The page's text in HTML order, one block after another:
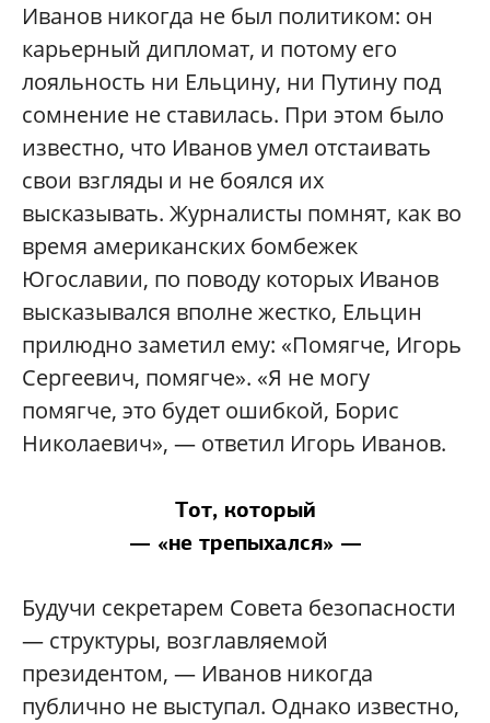
Иванов никогда не был политиком: он
карьерный дипломат, и потому его
лояльность ни Ельцину, ни Путину под
сомнение не ставилась. При этом было
известно, что Иванов умел отстаивать
свои взгляды и не боялся их
высказывать. Журналисты помнят, как во
время американских бомбежек
Югославии, по поводу которых Иванов
высказывался вполне жестко, Ельцин
прилюдно заметил ему: «Помягче, Игорь
Сергеевич, помягче». «Я не могу
помягче, это будет ошибкой, Борис
Николаевич», — ответил Игорь Иванов.
Тот, который
— «не трепыхался» —
Будучи секретарем Совета безопасности
— структуры, возглавляемой
президентом, — Иванов никогда
публично не выступал. Однако известно,